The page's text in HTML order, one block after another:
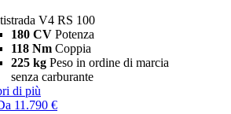
V4 RS 100
180 CV Potenza
118 Nm Coppia
225 kg Peso in ordine di marcia
senza carburante
di più
11.790 €